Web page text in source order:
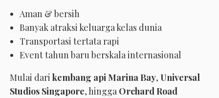
Aman & bersih
Banyak atraksi keluarga kelas dunia
Transportasi tertata rapi
Event tahun baru berskala internasional
Mulai dari kembang api Marina Bay, Universal
Studios Singapore, hingga Orchard Road